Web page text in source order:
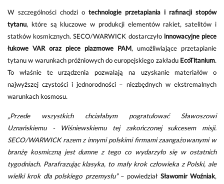
W szczególności chodzi o technologie przetapiania i rafinacji stopów
tytanu, które są kluczowe w produkcji elementów rakiet, satelitów i
statków kosmicznych. SECO/WARWICK dostarczyło innowacyjne piece
łukowe VAR oraz piece plazmowe PAM, umożliwiające przetapianie
tytanu w warunkach próżniowych do europejskiego zakładu EcoTitanium.
To właśnie te urządzenia pozwalają na uzyskanie materiałów o
najwyższej czystości i jednorodności – niezbędnych w ekstremalnych
warunkach kosmosu.
„Przede wszystkich chciałabym pogratulować Sławoszowi
Uznańskiemu - Wiśniewskiemu tej zakończonej sukcesem misji.
SECO/WARWICK razem z innymi polskimi firmami zaangażowanymi w
branżę kosmiczną jest dumne z tego co wydarzyło się w ostatnich
tygodniach. Parafrazując klasyka, to mały krok człowieka z Polski, ale
wielki krok dla polskiego przemysłu”– powiedział Sławomir Woźniak,